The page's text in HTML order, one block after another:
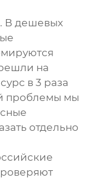
В дешевых
на
в 3 раза
проблемы мы
отдельно